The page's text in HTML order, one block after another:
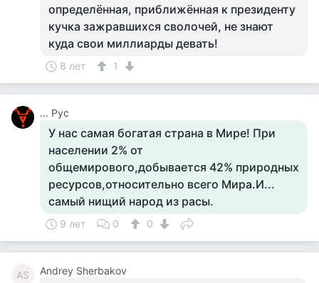
определённая, приближённая к президенту
кучка зажравшихся сволочей, не знают
куда свои миллиарды девать!
8 лет 1
... Рус
У нас самая богатая страна в Мире! При
населении 2% от
общемирового,добывается 42% природных
ресурсов,относительно всего Мира.И...
самый нищий народ из расы.
9 лет 0 0
AS Andrey Sherbakov